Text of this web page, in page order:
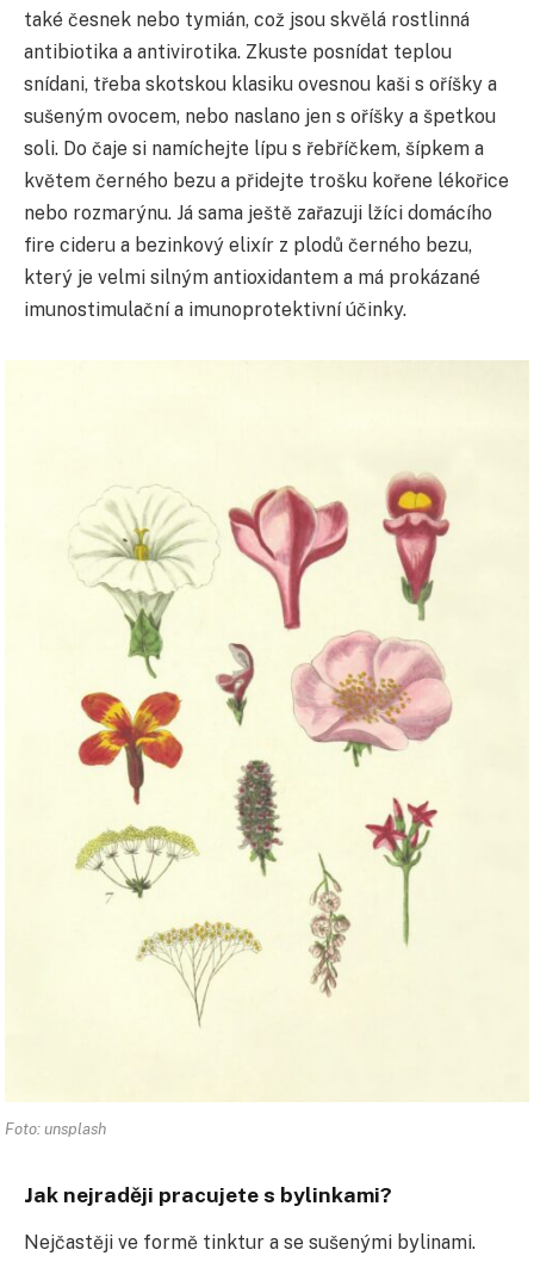
také česnek nebo tymián, což jsou skvělá rostlinná
antibiotika a antivirotika. Zkuste posnídat teplou
snídani, třeba skotskou klasiku ovesnou kaši s oříšky a
sušeným ovocem, nebo naslano jen s oříšky a špetkou
soli. Do čaje si namíchejte lípu s řebříčkem, šípkem a
květem černého bezu a přidejte trošku kořene lékořice
nebo rozmarýnu. Já sama ještě zařazuji lžíci domácího
fire cideru a bezinkový elixír z plodů černého bezu,
který je velmi silným antioxidantem a má prokázané
imunostimulační a imunoprotektivní účinky.
Foto: unsplash
Jak nejraději pracujete s bylinkami?
Nejčastěji ve formě tinktur a se sušenými bylinami.